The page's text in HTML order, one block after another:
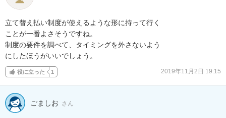
立て替え払い制度が使えるような形に持って行く
ことが一番よさそうですね。
制度の要件を調べて、タイミングを外さないよう
にしたほうがいいでしょう。
役に立った 1 2019年11月2日 19:15
ごましお さん